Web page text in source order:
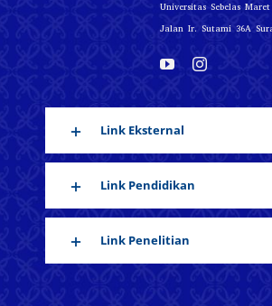
Universitas Sebelas Maret
Jalan Ir. Sutami 36A
Link Eksternal
Link Pendidikan
Link Penelitian